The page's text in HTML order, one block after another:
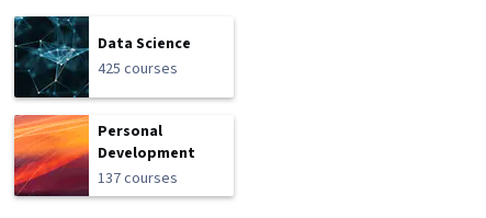
Data Science
425 courses
Personal
Development
137 courses